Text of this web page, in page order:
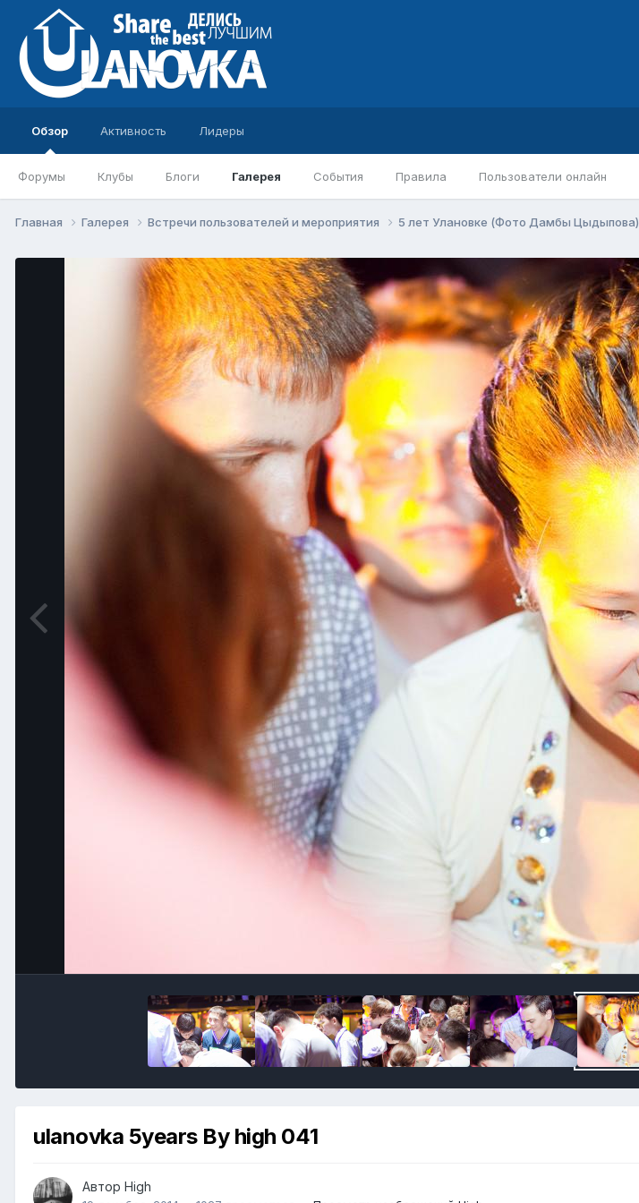
Обзор
Форумы Клубы Блоги Галерея События Правила Пользователи онлайн
Активность Лидеры
Главная Галерея Встречи пользователей и мероприятия 5 лет Улановке (Фото Дамбы Цыдыпова)
ulanovka 5years By high 041
Автор High